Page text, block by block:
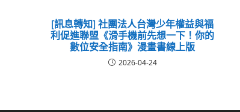
[訊息轉知] 社團法人台灣少年權益與福
利促進聯盟《滑手機前先想一下！你的
數位安全指南》漫畫書線上版
2026-04-24